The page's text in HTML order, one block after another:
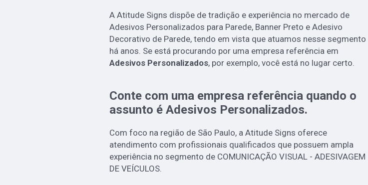
A Atitude Signs dispõe de tradição e experiência no mercado de
Adesivos Personalizados para Parede, Banner Preto e Adesivo
Decorativo de Parede, tendo em vista que atuamos nesse segmento
há anos. Se está procurando por uma empresa referência em
Adesivos Personalizados, por exemplo, você está no lugar certo.
Conte com uma empresa referência quando o
assunto é Adesivos Personalizados.
Com foco na região de São Paulo, a Atitude Signs oferece
atendimento com profissionais qualificados que possuem ampla
experiência no segmento de COMUNICAÇÃO VISUAL - ADESIVAGEM
DE VEÍCULOS.